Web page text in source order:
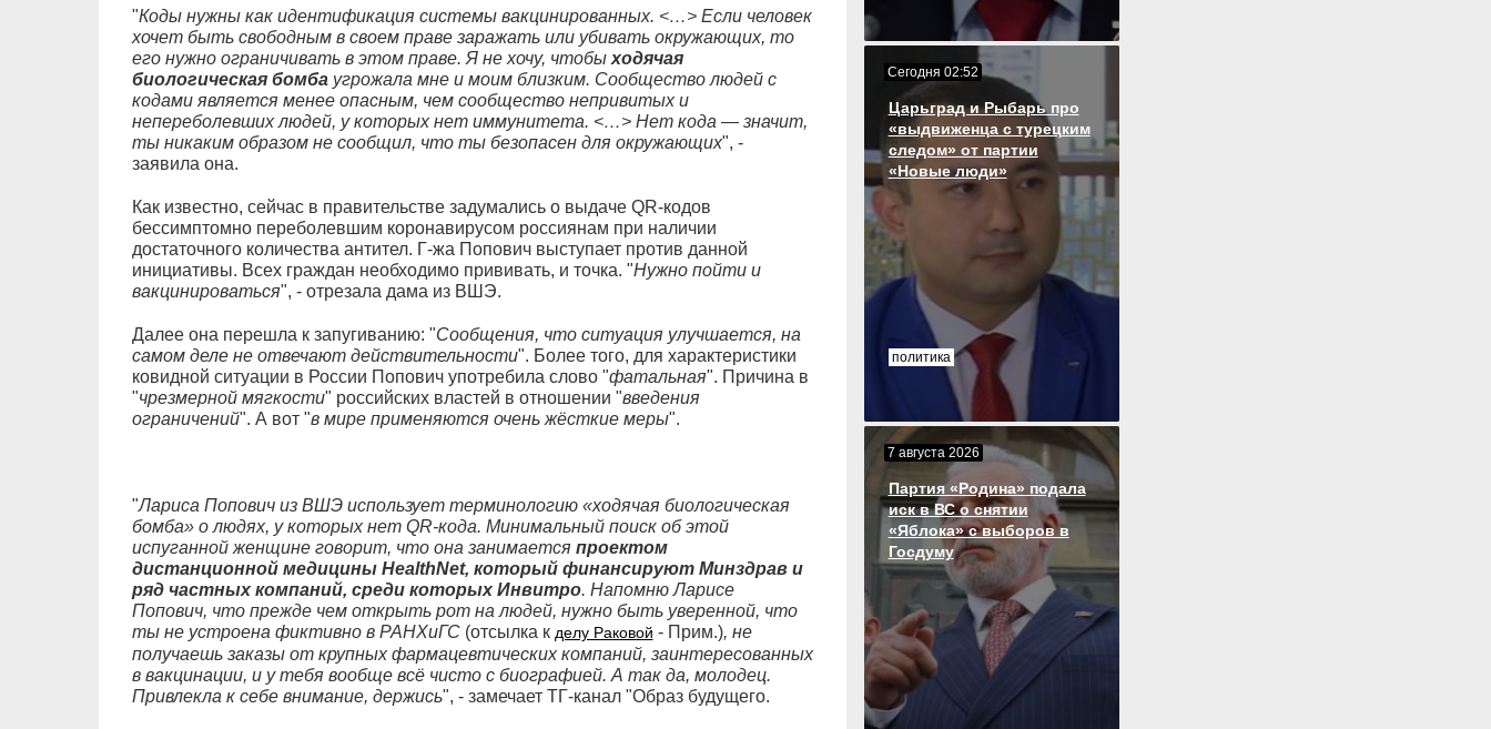
"Коды нужны как идентификация системы вакцинированных. <…> Если человек
хочет быть свободным в своем праве заражать или убивать окружающих, то
его нужно ограничивать в этом праве. Я не хочу, чтобы ходячая
биологическая бомбаугрожала мне и моим близким. Сообщество людей с
кодами является менее опасным, чем сообщество непривитых и
непереболевших людей, у которых нет иммунитета. <…> Нет кода — значит,
ты никаким образом не сообщил, что ты безопасен для окружающих", -
заявила она.
Как известно, сейчас в правительстве задумались о выдаче QR-кодов
бессимптомно переболевшим коронавирусом россиянам при наличии
достаточного количества антител. Г-жа Попович выступает против данной
инициативы. Всех граждан необходимо прививать, и точка. "Нужно пойти и
вакцинироваться", - отрезала дама из ВШЭ.
Далее она перешла к запугиванию: "Сообщения, что ситуация улучшается, на
самом деле не отвечают действительности". Более того, для характеристики
ковидной ситуации в России Попович употребила слово "фатальная". Причина в
"чрезмерной мягкости" российских властей в отношении "введения
ограничений". А вот "в мире применяются очень жёсткие меры".
"Лариса Попович из ВШЭ использует терминологию «ходячая биологическая
бомба» о людях, у которых нет QR-кода. Минимальный поиск об этой
испуганной женщине говорит, что она занимается проектом
дистанционной медицины HealthNet, который финансируют Минздрав и
ряд частных компаний, среди которых Инвитро. Напомню Ларисе
Попович, что прежде чем открыть рот на людей, нужно быть уверенной, что
ты не устроена фиктивно в РАНХиГС (отсылка к делу Раковой - Прим.), не
получаешь заказы от крупных фармацевтических компаний, заинтересованных
в вакцинации, и у тебя вообще всё чисто с биографией. А так да, молодец.
Привлекла к себе внимание, держись", - замечает ТГ-канал "Образ будущего.
Сегодня 02:52
Царьград и Рыбарь про
«выдвиженца с турецким
следом» от партии
«Новые люди»
политика
7 августа 2026
Партия «Родина» подала
иск в ВС о снятии
«Яблока» с выборов в
Госдуму